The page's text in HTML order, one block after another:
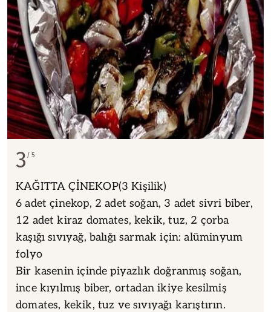
3 5
KAĞITTA ÇİNEKOP(3 Kişilik)
6 adet çinekop, 2 adet soğan, 3 adet sivri biber,
12 adet kiraz domates, kekik, tuz, 2 çorba
kaşığı sıvıyağ, balığı sarmak için: alüminyum
folyo
Bir kasenin içinde piyazlık doğranmış soğan,
ince kıyılmış biber, ortadan ikiye kesilmiş
domates, kekik, tuz ve sıvıyağı karıştırın.